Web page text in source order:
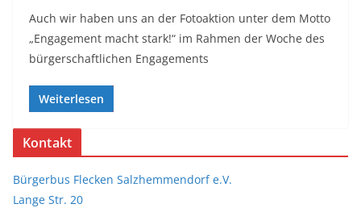
Auch wir haben uns an der Fotoaktion unter dem Motto
„Engagement macht stark!“ im Rahmen der Woche des
bürgerschaftlichen Engagements
Weiterlesen
Kontakt
Bürgerbus Flecken Salzhemmendorf e.V.
Lange Str. 20